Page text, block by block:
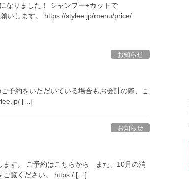
なりました！ シャンプー+カットで
いします。 https://stylee.jp/menu/price/
お知らせ
予約をいただいている場合もお会計の際、こ
[…]
お知らせ
ます。 ご予約はこちらから また、10月の消
ご覧ください。 https:/ […]